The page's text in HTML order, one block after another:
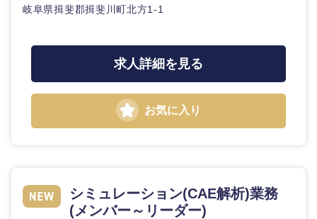
岐阜県揖斐郡揖斐川町北方1-1
求人詳細を見る
お気に入り
シミュレーション(CAE解析)業務
(メンバー～リーダー)